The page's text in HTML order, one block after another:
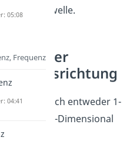
der
breitet sich entweder 1-
oder 2-Dimensional
05:08
Frequenz
04:41